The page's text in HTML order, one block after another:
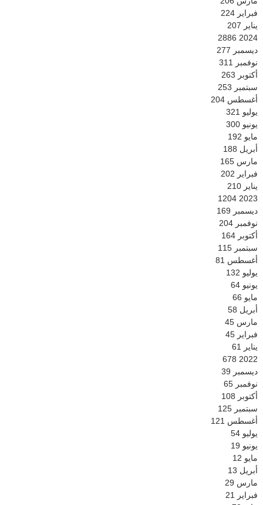
فبراير 224
يناير 207
2024
2886
ديسمبر 277
نوفمبر 311
أكتوبر 263
سبتمبر 253
أغسطس 204
يوليو 321
يونيو 300
مايو 192
أبريل 188
مارس 165
فبراير 202
يناير 210
2023
1204
ديسمبر 169
نوفمبر 204
أكتوبر 164
سبتمبر 115
أغسطس 81
يوليو 132
يونيو 64
مايو 66
أبريل 58
مارس 45
فبراير 45
يناير 61
2022
678
ديسمبر 39
نوفمبر 65
أكتوبر 108
سبتمبر 125
أغسطس 121
يوليو 54
يونيو 19
مايو 12
أبريل 13
مارس 29
فبراير 21